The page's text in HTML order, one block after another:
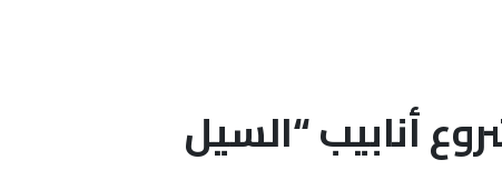
أنابيب “السيل